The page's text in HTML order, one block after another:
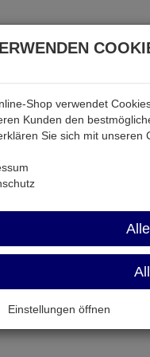
& Akkus
Shop verwendet
Kunden den
Sie sich mit unseren
Einstellungen öffnen